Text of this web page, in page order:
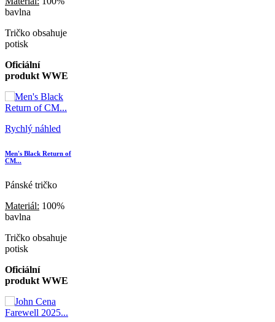
bavlna
Tričko obsahuje
potisk
Oficiální
produkt WWE
Rychlý náhled
Men's Black Return of
CM...
Pánské tričko
Materiál: 100%
bavlna
Tričko obsahuje
potisk
Oficiální
produkt WWE